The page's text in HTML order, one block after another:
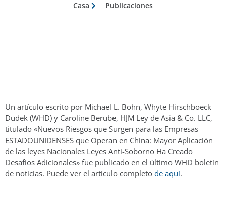
Casa Publicaciones
Un artículo escrito por Michael L. Bohn, Whyte Hirschboeck
Dudek (WHD) y Caroline Berube, HJM Ley de Asia & Co. LLC,
titulado «Nuevos Riesgos que Surgen para las Empresas
ESTADOUNIDENSES que Operan en China: Mayor Aplicación
de las leyes Nacionales Leyes Anti-Soborno Ha Creado
Desafíos Adicionales» fue publicado en el último WHD boletín
de noticias. Puede ver el artículo completo de aquí.